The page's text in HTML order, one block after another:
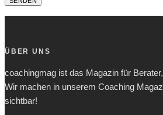
ÜBER UNS
coachingmag ist das Magazin für
Wir machen in unserem Coaching
sichtbar!